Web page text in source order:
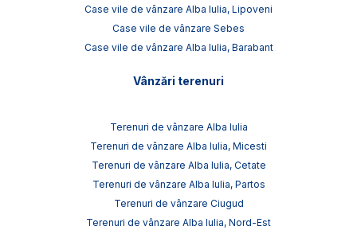
Case vile de vânzare Alba Iulia, Lipoveni
Case vile de vânzare Sebes
Case vile de vânzare Alba Iulia, Barabant
Vânzări terenuri
Terenuri de vânzare Alba Iulia
Terenuri de vânzare Alba Iulia, Micesti
Terenuri de vânzare Alba Iulia, Cetate
Terenuri de vânzare Alba Iulia, Partos
Terenuri de vânzare Ciugud
Terenuri de vânzare Alba Iulia, Nord-Est